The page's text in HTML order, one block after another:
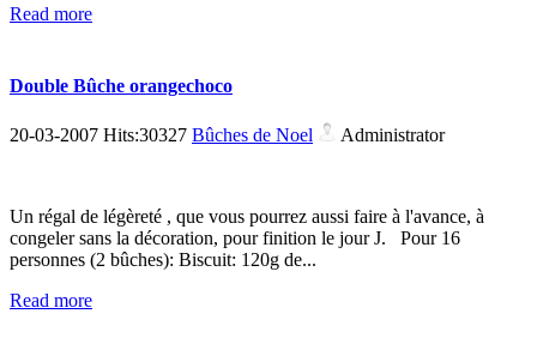
Read more
Double Bûche orangechoco
20-03-2007 Hits:30327 Bûches de Noel Administrator
Un régal de légèreté , que vous pourrez aussi faire à l'avance, à
congeler sans la décoration, pour finition le jour J. Pour 16
personnes (2 bûches): Biscuit: 120g de...
Read more